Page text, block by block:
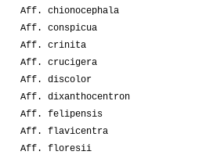
Aff. chionocephala
Aff. conspicua
Aff. crinita
Aff. crucigera
Aff. discolor
Aff. dixanthocentron
Aff. felipensis
Aff. flavicentra
Aff. floresii